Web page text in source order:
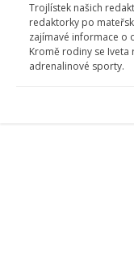
Trojlístek našich
redaktorky po
zajímavé informace o
Kromě rodiny se
adrenalinové sporty.